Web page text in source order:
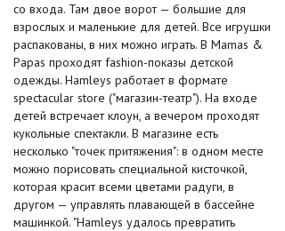
со входа. Там двое ворот — большие для
взрослых и маленькие для детей. Все игрушки
распакованы, в них можно играть. В Mamas &
Papas проходят fashion-показы детской
одежды. Hamleys работает в формате
spectacular store ("магазин-театр"). На входе
детей встречает клоун, а вечером проходят
кукольные спектакли. В магазине есть
несколько "точек притяжения": в одном месте
можно порисовать специальной кисточкой,
которая красит всеми цветами радуги, в
другом — управлять плавающей в бассейне
машинкой. "Hamleys удалось превратить